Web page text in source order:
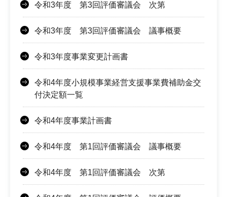
令和3年度 第3回評価審議会 次第
令和3年度 第3回評価審議会 議事概要
令和3年度事業変更計画書
令和4年度小規模事業経営支援事業費補助金交
付決定額一覧
令和4年度事業計画書
令和4年度 第1回評価審議会 議事概要
令和4年度 第1回評価審議会 次第